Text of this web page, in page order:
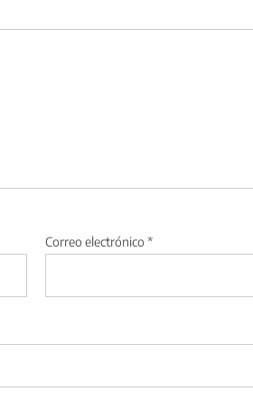
Correo electrónico *